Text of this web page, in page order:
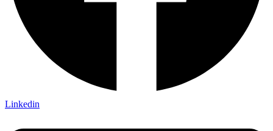
Linkedin